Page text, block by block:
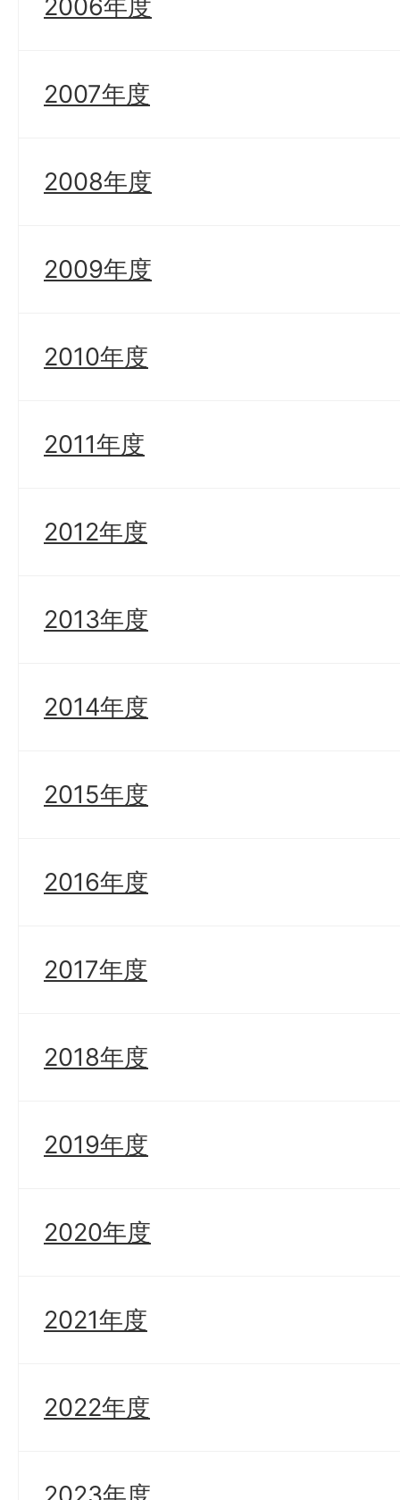
2006年度
2007年度
2008年度
2009年度
2010年度
2011年度
2012年度
2013年度
2014年度
2015年度
2016年度
2017年度
2018年度
2019年度
2020年度
2021年度
2022年度